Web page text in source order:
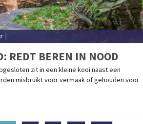
REDT BEREN IN NOOD
zit in een kleine kooi naast een
misbruikt voor vermaak of gehouden voor